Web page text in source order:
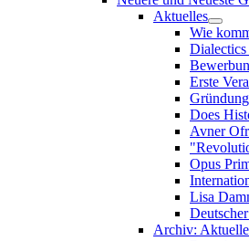
Aktuelles
Wie
Erste
Does
Avner
Opus
Lisa
Archiv: